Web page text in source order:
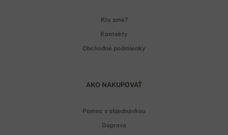
Kto sme?
Kontakty
Obchodné podmienky
AKO NAKUPOVAŤ
Pomoc s objednávkou
Doprava